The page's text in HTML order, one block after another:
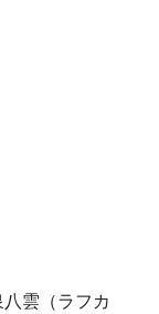
雲（ラフカ